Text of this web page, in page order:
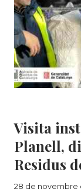
Visita
Planell,
Residus
28 de novembre